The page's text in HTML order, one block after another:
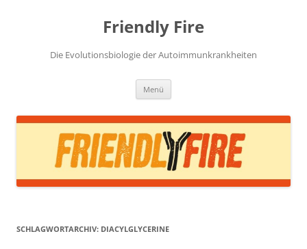
Friendly Fire
Die Evolutionsbiologie der Autoimmunkrankheiten
Menü
SCHLAGWORTARCHIV: DIACYLGLYCERINE